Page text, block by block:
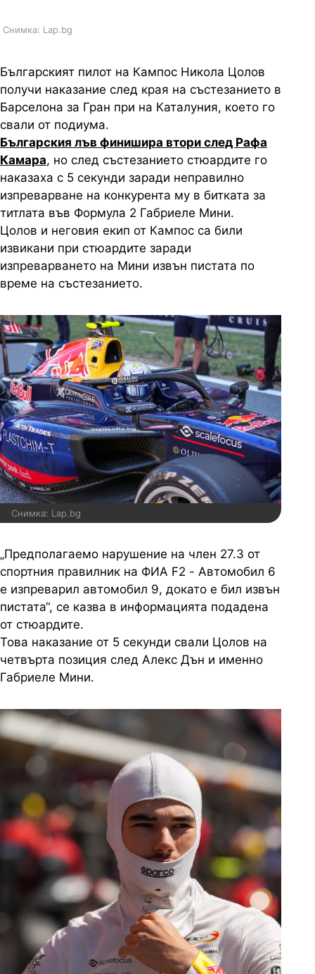
Снимка: Lap.bg
Българският пилот на Кампос Никола Цолов
получи наказание след края на състезанието в
Барселона за Гран при на Каталуния, което го
свали от подиума.
Българския лъв финишира втори след Рафа
Камара, но след състезанието стюардите го
наказаха с 5 секунди заради неправилно
изпреварване на конкурента му в битката за
титлата във Формула 2 Габриеле Мини.
Цолов и неговия екип от Кампос са били
извикани при стюардите заради
изпреварването на Мини извън пистата по
време на състезанието.
Снимка: Lap.bg
„Предполагаемо нарушение на член 27.3 от
спортния правилник на ФИА F2 - Автомобил 6
е изпреварил автомобил 9, докато е бил извън
пистата“, се казва в информацията подадена
от стюардите.
Това наказание от 5 секунди свали Цолов на
четвърта позиция след Алекс Дън и именно
Габриеле Мини.